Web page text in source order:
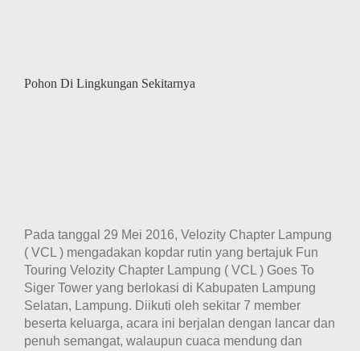
Pohon Di Lingkungan Sekitarnya
Pada tanggal 29 Mei 2016, Velozity Chapter Lampung
( VCL ) mengadakan kopdar rutin yang bertajuk Fun
Touring Velozity Chapter Lampung ( VCL ) Goes To
Siger Tower yang berlokasi di Kabupaten Lampung
Selatan, Lampung. Diikuti oleh sekitar 7 member
beserta keluarga, acara ini berjalan dengan lancar dan
penuh semangat, walaupun cuaca mendung dan